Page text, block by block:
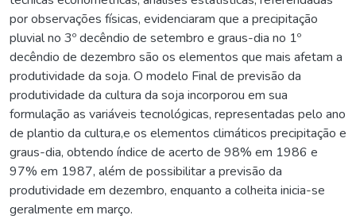
por observações físicas, evidenciaram que a precipitação
pluvial no 3º decêndio de setembro e graus-dia no 1º
decêndio de dezembro são os elementos que mais afetam a
produtividade da soja. O modelo Final de previsão da
produtividade da cultura da soja incorporou em sua
formulação as variáveis tecnológicas, representadas pelo ano
de plantio da cultura,e os elementos climáticos precipitação e
graus-dia, obtendo índice de acerto de 98% em 1986 e
97% em 1987, além de possibilitar a previsão da
produtividade em dezembro, enquanto a colheita inicia-se
geralmente em março.